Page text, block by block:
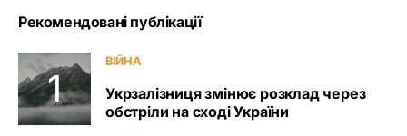
Рекомендовані публікації
ВІЙНА
Укрзалізниця змінює розклад через
обстріли на сході України